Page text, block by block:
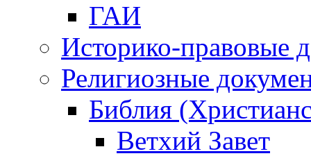
ГАИ
Историко-правовые
Религиозные
Библия
Ветхий Завет